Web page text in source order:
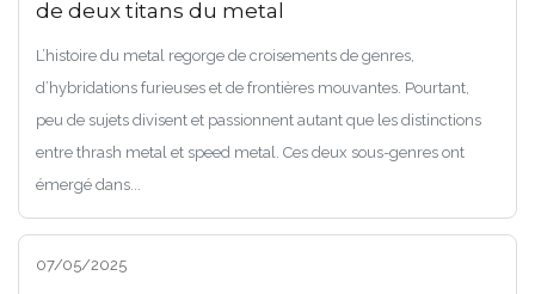
de deux titans du metal
L’histoire du metal regorge de croisements de genres,
d’hybridations furieuses et de frontières mouvantes. Pourtant,
peu de sujets divisent et passionnent autant que les distinctions
entre thrash metal et speed metal. Ces deux sous-genres ont
émergé dans...
07/05/2025